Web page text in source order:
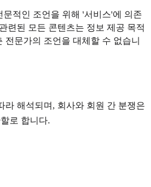
적인 조언을 위해 '서비스'에 의존
련된 모든 콘텐츠는 정보 제공 목적
전문가의 조언을 대체할 수 없습니
라 해석되며, 회사와 회원 간 분쟁은
로 합니다.